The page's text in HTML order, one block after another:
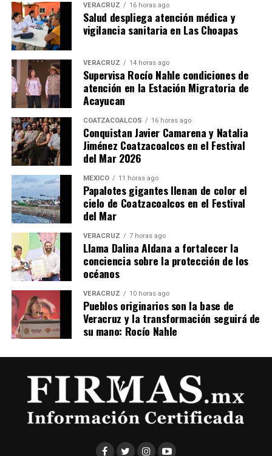
VERACRUZ 16 horas ago
Salud despliega atención médica y
vigilancia sanitaria en Las Choapas
VERACRUZ 14 horas ago
Supervisa Rocío Nahle condiciones de
atención en la Estación Migratoria de
Acayucan
COATZACOALCOS 16 horas ago
Conquistan Javier Camarena y Natalia
Jiménez Coatzacoalcos en el Festival
del Mar 2026
MÉXICO 11 horas ago
Papalotes gigantes llenan de color el
cielo de Coatzacoalcos en el Festival
del Mar
VERACRUZ 7 horas ago
Llama Dalina Aldana a fortalecer la
conciencia sobre la protección de los
océanos
VERACRUZ 10 horas ago
Pueblos originarios son la base de
Veracruz y la transformación seguirá de
su mano: Rocío Nahle